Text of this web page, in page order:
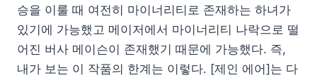
승을 이룰 때 여전히 마이너리티로 존재하는 하녀가
있기에 가능했고 메이저에서 마이너리티 나락으로 떨
어진 버사 메이슨이 존재했기 때문에 가능했다. 즉,
내가 보는 이 작품의 한계는 이렇다. [제인 에어]는 다